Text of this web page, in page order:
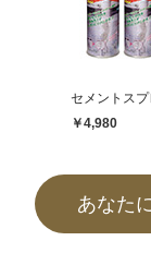
セメントスプ
￥4,980
あなた